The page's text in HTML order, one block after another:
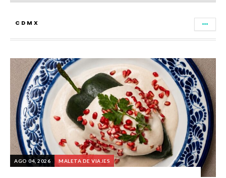
CDMX
AGO 04, 2026 MALETA DE VIAJES